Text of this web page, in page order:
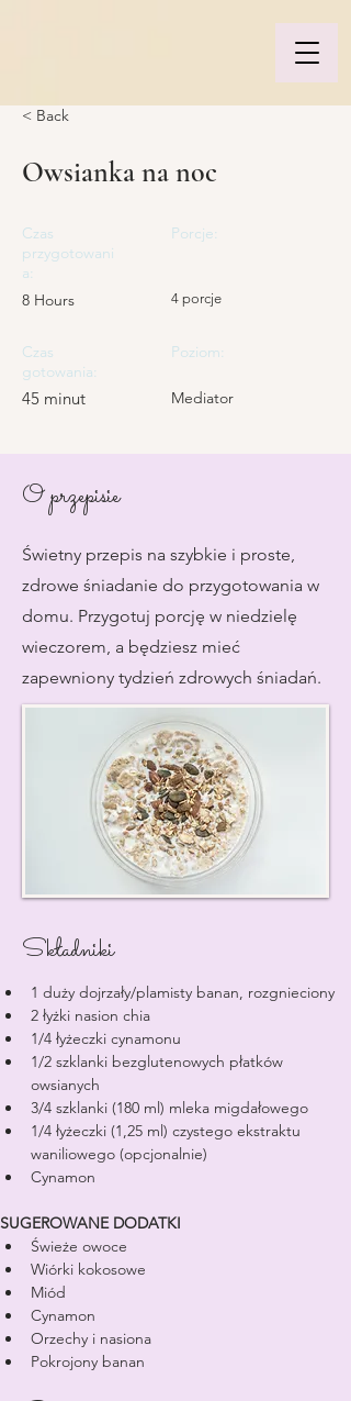
< Back
Owsianka na noc
Czas
przygotowani
a:
8 Hours
Czas
gotowania:
45 minut
Porcje:
4 porcje
Poziom:
Mediator
O przepisie
Świetny przepis na szybkie i proste,
zdrowe śniadanie do przygotowania w
domu. Przygotuj porcję w niedzielę
wieczorem, a będziesz mieć
zapewniony tydzień zdrowych śniadań.
Składniki
1 duży dojrzały/plamisty banan, rozgnieciony
2 łyżki nasion chia
1/4 łyżeczki cynamonu
1/2 szklanki bezglutenowych płatków
owsianych
3/4 szklanki (180 ml) mleka migdałowego
1/4 łyżeczki (1,25 ml) czystego ekstraktu
waniliowego (opcjonalnie)
Cynamon
SUGEROWANE DODATKI
Świeże owoce
Wiórki kokosowe
Miód
Cynamon
Orzechy i nasiona
Pokrojony banan